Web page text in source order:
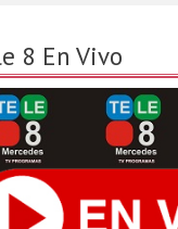
8 En Vivo